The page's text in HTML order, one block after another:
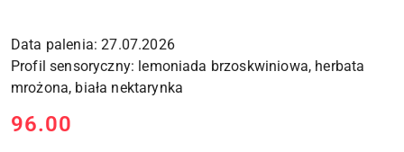
Data palenia: 27.07.2026
Profil sensoryczny: lemoniada brzoskwiniowa, herbata
cena:
96.00